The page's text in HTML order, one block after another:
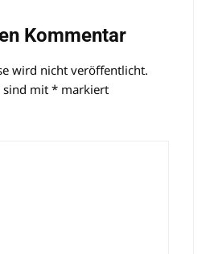
Kommentar
wird nicht veröffentlicht.
sind mit * markiert